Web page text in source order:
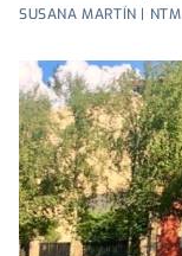
SUSANA MARTÍN | NTM